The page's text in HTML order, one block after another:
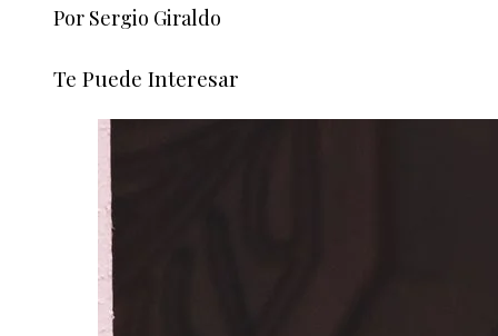
Por Sergio Giraldo
Te Puede Interesar